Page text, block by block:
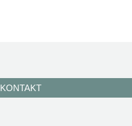
KONTAKT